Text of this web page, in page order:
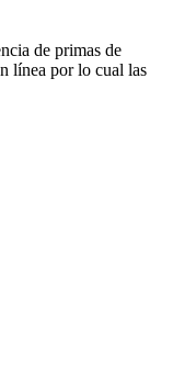
de primas de
línea por lo cual las